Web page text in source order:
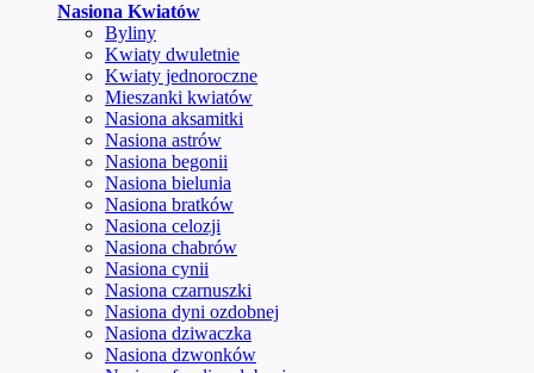
Nasiona Kwiatów
Byliny
Kwiaty dwuletnie
Kwiaty jednoroczne
Mieszanki kwiatów
Nasiona aksamitki
Nasiona astrów
Nasiona begonii
Nasiona bielunia
Nasiona bratków
Nasiona celozji
Nasiona chabrów
Nasiona cynii
Nasiona czarnuszki
Nasiona dyni ozdobnej
Nasiona dziwaczka
Nasiona dzwonków